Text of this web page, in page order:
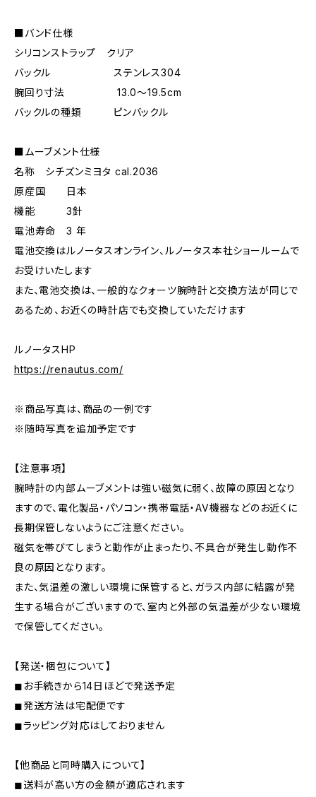
■バンド仕様
シリコンストラップ クリア
バックル ステンレス304
腕回り寸法 13.0〜19.5cm
バックルの種類 ピンバックル
■ムーブメント仕様
名称 シチズンミヨタ cal.2036
原産国 日本
機能 3針
電池寿命 3 年
電池交換はルノータスオンライン、ルノータス本社ショールームで
お受けいたします
また、電池交換は、一般的なクォーツ腕時計と交換方法が同じで
あるため、お近くの時計店でも交換していただけます
ルノータスHP
https://renautus.com/
※商品写真は、商品の一例です
※随時写真を追加予定です
【注意事項】
腕時計の内部ムーブメントは強い磁気に弱く、故障の原因となり
ますので、電化製品・パソコン・携帯電話・AV機器などのお近くに
長期保管しないようにご注意ください。
磁気を帯びてしまうと動作が止まったり、不具合が発生し動作不
良の原因となります。
また、気温差の激しい環境に保管すると、ガラス内部に結露が発
生する場合がございますので、室内と外部の気温差が少ない環境
で保管してください。
【発送・梱包について】
◼︎お手続きから14日ほどで発送予定
◼︎発送方法は宅配便です
◼︎ラッピング対応はしておりません
【他商品と同時購入について】
◼︎送料が高い方の金額が適応されます